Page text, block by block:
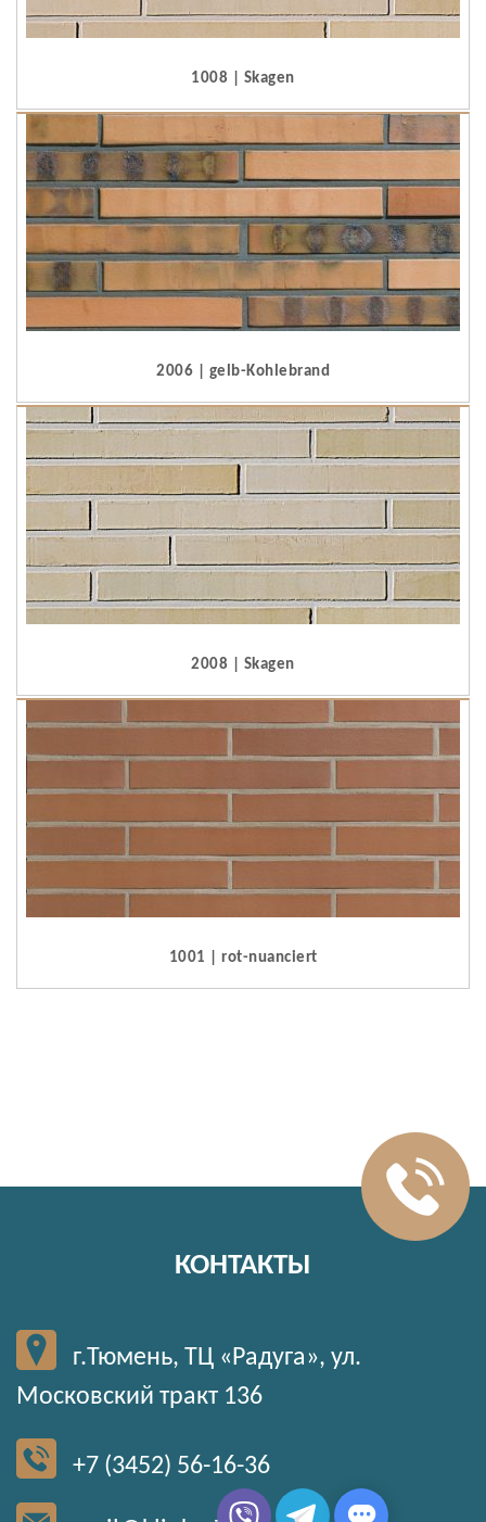
1008 | Skagen
2006 | gelb-Kohlebrand
2008 | Skagen
1001 | rot-nuanciert
КОНТАКТЫ
г.Тюмень, ТЦ «Радуга», ул.
Московский тракт 136
+7 (3452) 56-16-36